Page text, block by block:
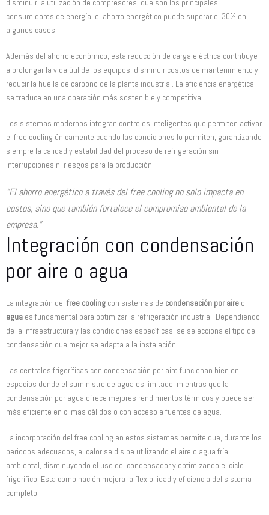
disminuir la utilización de compresores, que son los principales
consumidores de energía, el ahorro energético puede superar el 30% en
algunos casos.
Además del ahorro económico, esta reducción de carga eléctrica contribuye
a prolongar la vida útil de los equipos, disminuir costos de mantenimiento y
reducir la huella de carbono de la planta industrial. La eficiencia energética
se traduce en una operación más sostenible y competitiva.
Los sistemas modernos integran controles inteligentes que permiten activar
el free cooling únicamente cuando las condiciones lo permiten, garantizando
siempre la calidad y estabilidad del proceso de refrigeración sin
interrupciones ni riesgos para la producción.
“El ahorro energético a través del free cooling no solo impacta en
costos, sino que también fortalece el compromiso ambiental de la
empresa.”
Integración con condensación
por aire o agua
La integración del free cooling con sistemas de condensación por aire o
agua es fundamental para optimizar la refrigeración industrial. Dependiendo
de la infraestructura y las condiciones específicas, se selecciona el tipo de
condensación que mejor se adapta a la instalación.
Las centrales frigoríficas con condensación por aire funcionan bien en
espacios donde el suministro de agua es limitado, mientras que la
condensación por agua ofrece mejores rendimientos térmicos y puede ser
más eficiente en climas cálidos o con acceso a fuentes de agua.
La incorporación del free cooling en estos sistemas permite que, durante los
periodos adecuados, el calor se disipe utilizando el aire o agua fría
ambiental, disminuyendo el uso del condensador y optimizando el ciclo
frigorífico. Esta combinación mejora la flexibilidad y eficiencia del sistema
completo.